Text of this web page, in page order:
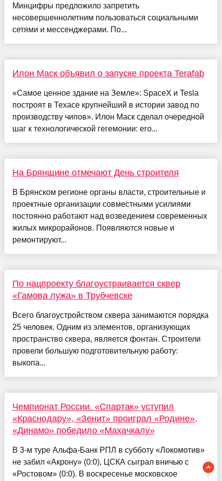
Минцифры предложило запретить
несовершеннолетним пользоваться социальными
сетями и мессенджерами. По...
Илон Маск объявил о запуске проекта Terafab
«Самое ценное здание на Земле»: SpaceX и Tesla
построят в Техасе крупнейший в истории завод по
производству чипов». Илон Маск сделал очередной
шаг к технологической гегемонии: его...
На Брянщине отмечают День строителя
В Брянском регионе органы власти, строительные и
проектные организации совместными усилиями
постоянно работают над возведением современных
жилых микрорайонов. Появляются новые и
ремонтируют...
По нацпроекту благоустраивается сквер
«Гамова лужа» в Трубчевске
Всего благоустройством сквера занимаются порядка
25 человек. Одним из элементов, организующих
пространство сквера, является фонтан. Строители
провели большую подготовительную работу:
выкопа...
Чемпионат России. «Спартак» уступил
«Краснодару», «Зенит» проиграл «Родине»,
«Динамо» победило «Махачкалу»
В 3-м туре Альфа-Банк РПЛ в субботу «Локомотив»
не забил «Акрону» (0:0), ЦСКА сыграл вничью с
«Ростовом» (0:0). В воскресенье московское